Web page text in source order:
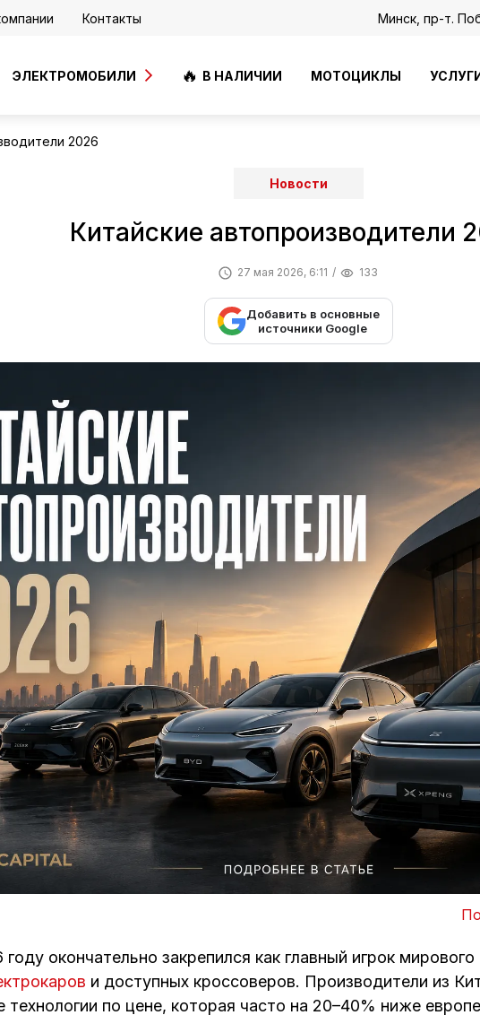
Контакты Минск, пр-т.
ЭЛЕКТРОМОБИЛИ В НАЛИЧИИ МОТОЦИКЛЫ
2026
Новости
Китайские автопроизводители
27 мая 2026, 6:11 133
Добавить в основные
источники Google
году окончательно закрепился как главный игрок
и доступных кроссоверов. Производители из
технологии по цене, которая часто на 20–40% ниже